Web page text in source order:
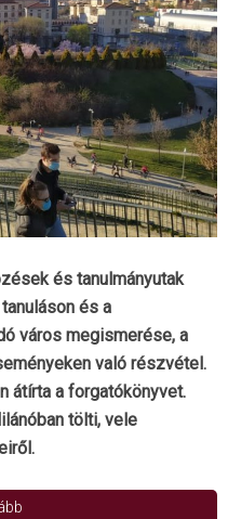
és tanulmányutak
és a
város megismerése, a
való részvétel.
átírta a forgatókönyvet.
tölti, vele